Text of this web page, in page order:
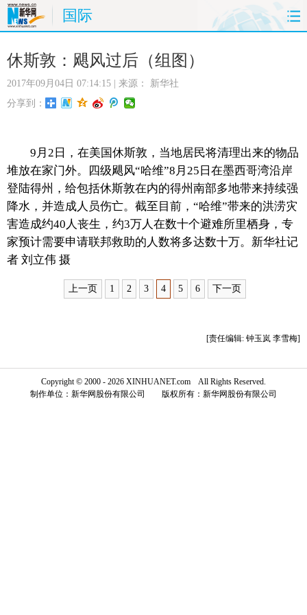
国际
首页 时政 国际
娱乐 体育
港澳 台湾 华人 汽车
科技 能源 房产 公司
图片 视频 彩票 食品
旅游
公益 军事
新华电视中文 新华电视英文 返回PC
休斯敦：飓风过后（组图）
2017年09月04日 07:14:15 | 来源： 新华社
分享到：
9月2日，在美国休斯敦，当地居民将清理出来的物品
堆放在家门外。四级飓风“哈维”8月25日在墨西哥湾沿岸
登陆得州，给包括休斯敦在内的得州南部多地带来持续强
降水，并造成人员伤亡。截至目前，“哈维”带来的洪涝灾
害造成约40人丧生，约3万人在数十个避难所里栖身，专
家预计需要申请联邦救助的人数将多达数十万。新华社记
者 刘立伟 摄
上一页 1 2 3 4 5 6 下一页
[责任编辑: 钟玉岚 李雪梅]
Copyright © 2000 - 2026 XINHUANET.com All Rights Reserved.
制作单位：新华网股份有限公司 版权所有：新华网股份有限公司